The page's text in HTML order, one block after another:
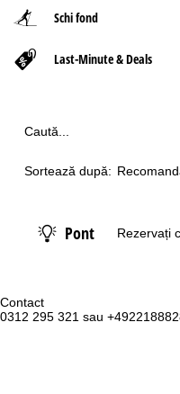
Contact
0312 295 321 sau
Schi fond
Last-Minute & Deals
Caută...
Sortează după:
Pont Rezervați